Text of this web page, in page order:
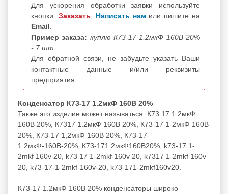
Для ускорения обработки заявки используйте
кнопки: Заказать Написать нам или пишите на
Email
Пример заказа: куплю К73-17 1.2мкФ 160В 20%
- 7 шт.
Для обратной связи, не забудьте указать Ваши
контактные данные и/или реквизиты
предприятия.
Конденсатор К73-17 1.2мкФ 160В 20%
Также это изделие может называться: К73 17 1.2мкФ
160В 20%, К7317 1.2мкФ 160В 20%, К73-17 1-2мкФ 160В
20%, К73-17 1,2мкФ 160В 20%, К73-17-
1.2мкФ-160В-20%, К73-171.2мкФ160В20%, k73-17 1-
2mkf 160v 20, k73 17 1-2mkf 160v 20, k7317 1-2mkf 160v
20, k73-17-1-2mkf-160v-20, k73-171-2mkf160v20.
К73-17 1.2мкФ 160В 20% конденсаторы широко